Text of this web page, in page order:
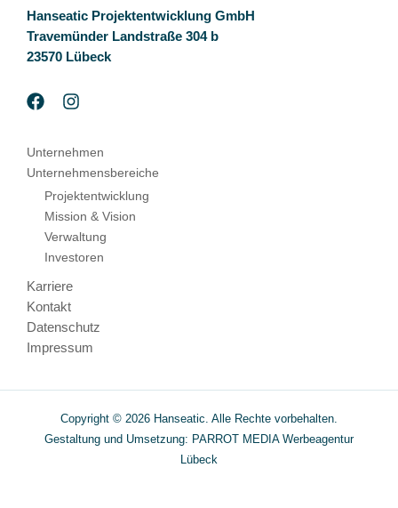
Hanseatic Projektentwicklung GmbH
Travemünder Landstraße 304 b
23570 Lübeck
Unternehmen
Unternehmensbereiche
Projektentwicklung
Mission & Vision
Verwaltung
Investoren
Karriere
Kontakt
Datenschutz
Impressum
Copyright © 2026 Hanseatic. Alle Rechte vorbehalten.
Gestaltung und Umsetzung: PARROT MEDIA Werbeagentur
Lübeck